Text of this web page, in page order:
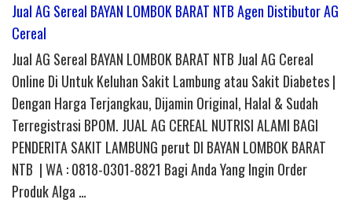
Jual AG Sereal BAYAN LOMBOK BARAT NTB Agen Distibutor AG
Cereal
Jual AG Sereal BAYAN LOMBOK BARAT NTB Jual AG Cereal
Online Di Untuk Keluhan Sakit Lambung atau Sakit Diabetes |
Dengan Harga Terjangkau, Dijamin Original, Halal & Sudah
Terregistrasi BPOM. JUAL AG CEREAL NUTRISI ALAMI BAGI
PENDERITA SAKIT LAMBUNG perut DI BAYAN LOMBOK BARAT
NTB | WA : 0818-0301-8821 Bagi Anda Yang Ingin Order
Produk Alga …